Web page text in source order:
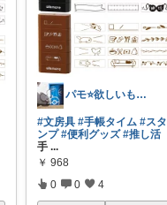
パモ⭐️欲しいものチェック☺️
#文房具 #手帳タイム #スタ
ンプ #便利グッズ #推し活
手 ...
￥ 968
0 0 4